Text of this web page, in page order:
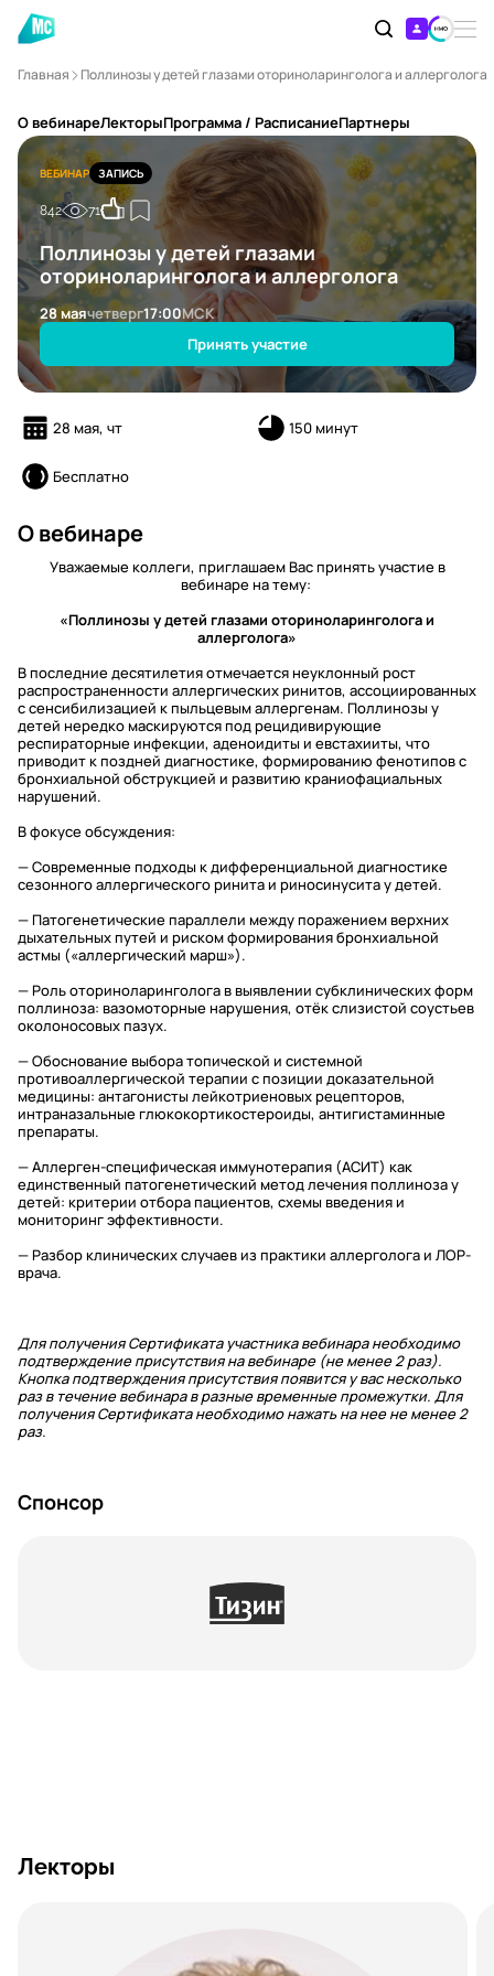
Главная Поллинозы у детей глазами оториноларинголога и аллерголога
О вебинареЛекторыПрограмма / РасписаниеПартнеры
ВЕБИНАР ЗАПИСЬ
842 71
Поллинозы у детей глазами
оториноларинголога и аллерголога
28 маячетверг17:00МСК
Принять участие
28 мая, чт 150 минут
Бесплатно
О вебинаре
Уважаемые коллеги, приглашаем Вас принять участие в
вебинаре на тему:
«Поллинозы у детей глазами оториноларинголога и
аллерголога»
В последние десятилетия отмечается неуклонный рост
распространенности аллергических ринитов, ассоциированных
с сенсибилизацией к пыльцевым аллергенам. Поллинозы у
детей нередко маскируются под рецидивирующие
респираторные инфекции, аденоидиты и евстахииты, что
приводит к поздней диагностике, формированию фенотипов с
бронхиальной обструкцией и развитию краниофациальных
нарушений.
В фокусе обсуждения:
— Современные подходы к дифференциальной диагностике
сезонного аллергического ринита и риносинусита у детей.
— Патогенетические параллели между поражением верхних
дыхательных путей и риском формирования бронхиальной
астмы («аллергический марш»).
— Роль оториноларинголога в выявлении субклинических форм
поллиноза: вазомоторные нарушения, отёк слизистой соустьев
околоносовых пазух.
— Обоснование выбора топической и системной
противоаллергической терапии с позиции доказательной
медицины: антагонисты лейкотриеновых рецепторов,
интраназальные глюкокортикостероиды, антигистаминные
препараты.
— Аллерген-специфическая иммунотерапия (АСИТ) как
единственный патогенетический метод лечения поллиноза у
детей: критерии отбора пациентов, схемы введения и
мониторинг эффективности.
— Разбор клинических случаев из практики аллерголога и ЛОР-
врача.
Для получения Сертификата участника вебинара необходимо
подтверждение присутствия на вебинаре (не менее 2 раз).
Кнопка подтверждения присутствия появится у вас несколько
раз в течение вебинара в разные временные промежутки. Для
получения Сертификата необходимо нажать на нее не менее 2
раз.
Спонсор
Лекторы